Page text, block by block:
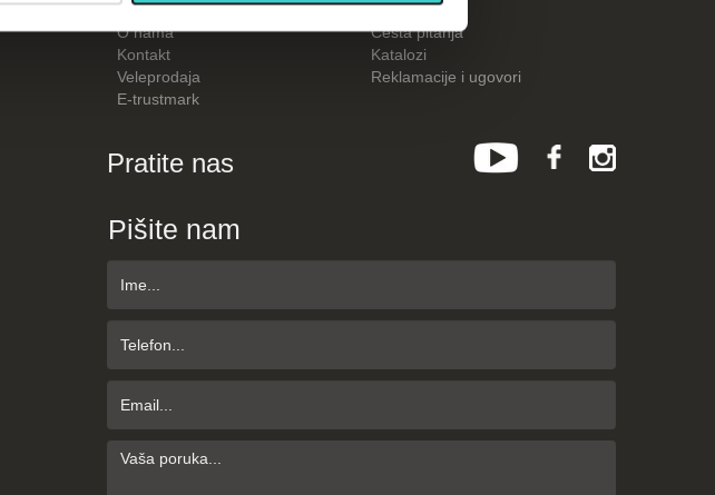
Kako kupiti
Kalkulatori
O nama
Česta pitanja
Kontakt
Katalozi
Veleprodaja
Reklamacije i ugovori
E-trustmark
Pratite nas
Pišite nam